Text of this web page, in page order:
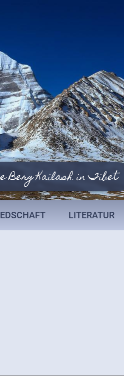
Berg Kailash in Tibet
LITERATUR